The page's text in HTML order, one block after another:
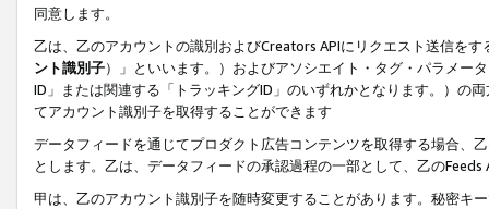
同意します。
乙は、乙のアカウントの識別およびCreators APIにリクエスト送信を
ント識別子）」といいます。）およびアソシエイト・タグ・パラメー
ID」または関連する「トラッキングID」のいずれかとなります。）の
てアカウント識別子を取得することができます
データフィードを通じてプロダクト広告コンテンツを取得する場合、
とします。乙は、データフィードの承認過程の一部として、乙の
甲は、乙のアカウント識別子を随時変更することがあります。秘密キ